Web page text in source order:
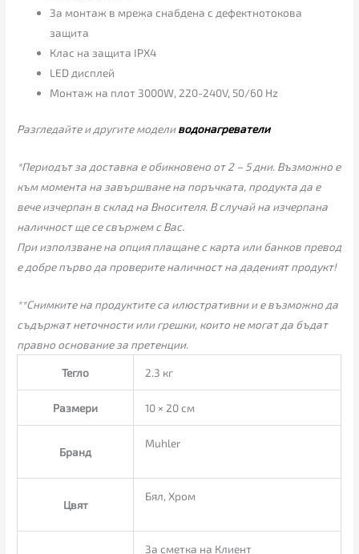
За монтаж в мрежа снабдена с дефектнотокова
защита
Клас на защита IPX4
LED дисплей
Монтаж на плот 3000W, 220-240V, 50/60 Hz
Разгледайте и другите моделиводонагреватели
*Периодът за доставка е обикновено от 2 – 5 дни. Възможно е
към момента на завършване на поръчката, продукта да е
вече изчерпан в склад на Вносителя. В случай на изчерпана
наличност ще се свържем с Вас.
При използване на опция плащане с карта или банков превод
е добре първо да проверите наличност на даденият продукт!
**Снимките на продуктите са илюстративни и е възможно да
съдържат неточности или грешки, които не могат да бъдат
правно основание за претенции.
Тегло 2.3 кг
Размери 10 × 20 см
Бранд
Muhler
Цвят
Бял, Хром
За сметка на Клиент